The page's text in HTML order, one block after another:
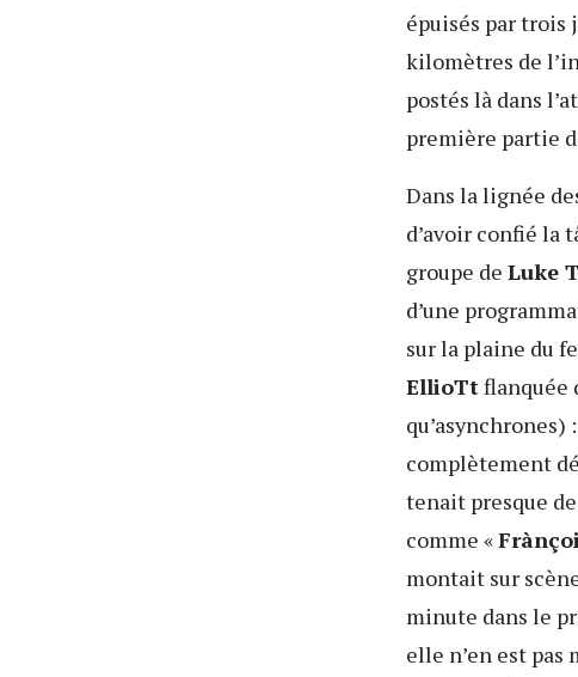
épuisés par trois
kilomètres de
postés là dans
première partie
Dans la lignée
d’avoir confié la
groupe de Luke
d’une
sur la plaine du
EllioTtflanquée
complètement
tenait presque
comme «
montait sur
minute dans le
elle n’en est